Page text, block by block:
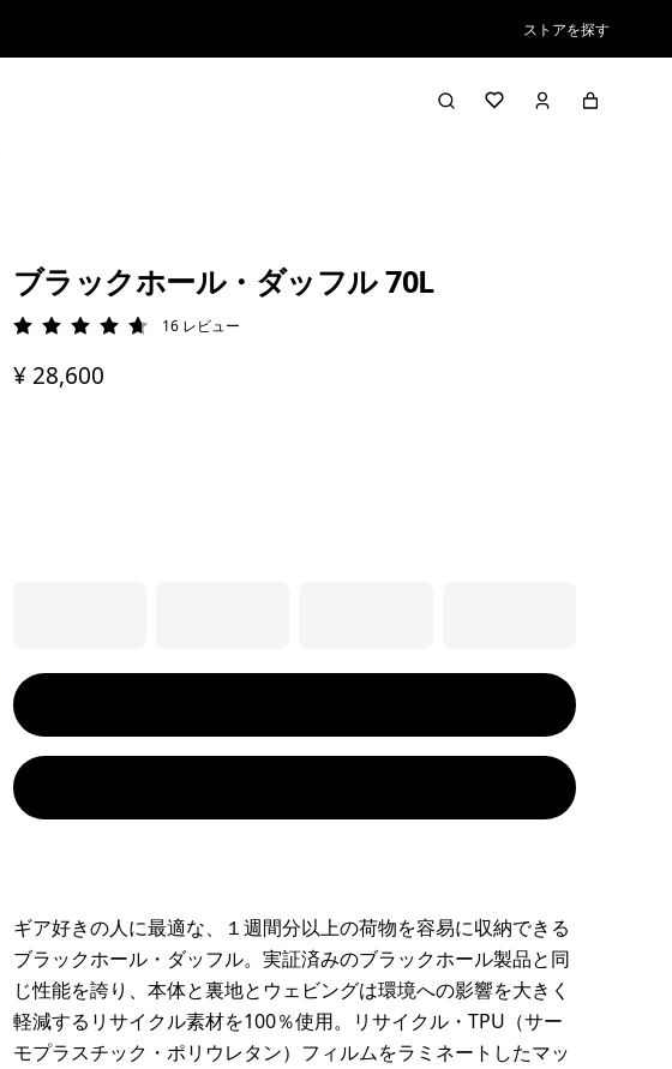
ストアを探す
ブラックホール・ダッフル 70L
評価: 4.7 / 5
16 レビュー
¥ 28,600
ギア好きの人に最適な、１週間分以上の荷物を容易に収納できる
ブラックホール・ダッフル。実証済みのブラックホール製品と同
じ性能を誇り、本体と裏地とウェビングは環境への影響を大きく
軽減するリサイクル素材を100％使用。リサイクル・TPU（サー
モプラスチック・ポリウレタン）フィルムをラミネートしたマッ